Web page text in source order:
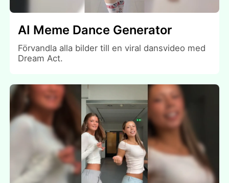
AI Meme Dance Generator
Förvandla alla bilder till en viral dansvideo med
Dream Act.